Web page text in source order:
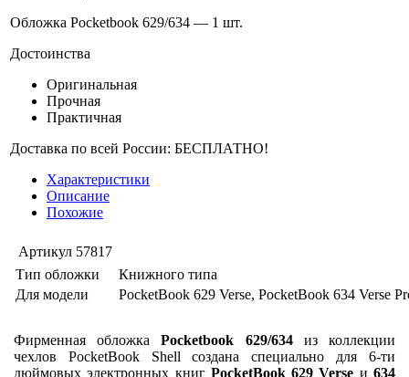
Обложка Pocketbook 629/634 — 1 шт.
Достоинства
Оригинальная
Прочная
Практичная
Доставка по всей России: БЕСПЛАТНО!
Характеристики
Описание
Похожие
Артикул 57817
Тип обложки
Книжного типа
Для модели
PocketBook 629 Verse, PocketBook 634 Verse
Фирменная обложкаPocketbook 629/634из коллекции
чехлов PocketBook Shell создана специально для 6-ти
дюймовых электронных книг PocketBook 629 Verse и634